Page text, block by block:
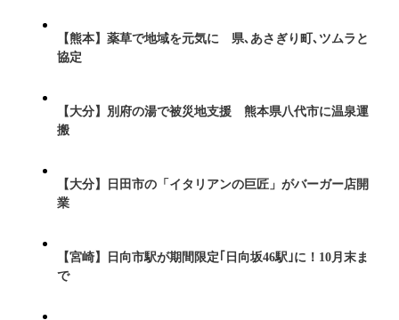
【熊本】薬草で地域を元気に 県､あさぎり町､ツムラと
協定
【大分】別府の湯で被災地支援 熊本県八代市に温泉運
搬
【大分】日田市の「イタリアンの巨匠」がバーガー店開
業
【宮崎】日向市駅が期間限定｢日向坂46駅｣に！10月末ま
で